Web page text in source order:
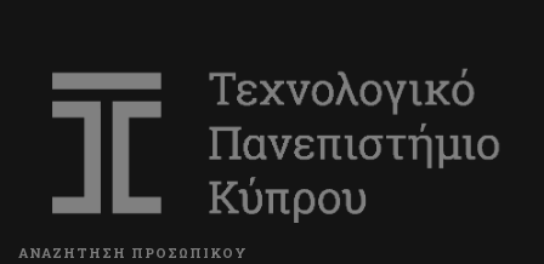
ΑΝΑΖΗΤΗΣΗ ΠΡΟΣΩΠΙΚΟΥ